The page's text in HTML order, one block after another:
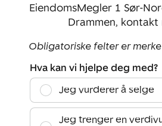
EiendomsMegler 1 Sør-
Drammen,
Obligatoriske felter er
Hva kan vi hjelpe deg med?
Jeg vurderer å selge
Jeg trenger en